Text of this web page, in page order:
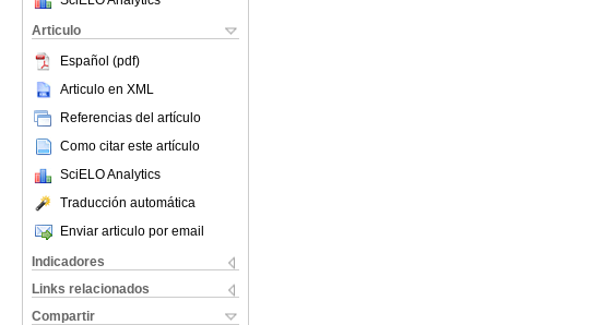
Articulo
Español (pdf)
Articulo en XML
Referencias del artículo
Como citar este artículo
SciELO Analytics
Traducción automática
Enviar articulo por email
Indicadores
Links relacionados
Compartir